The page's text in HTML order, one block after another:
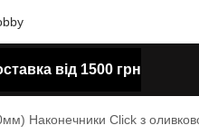
від 1500 грн
Наконечники Click з